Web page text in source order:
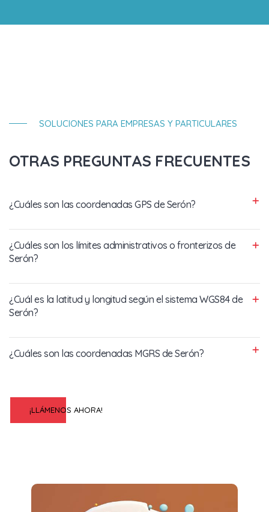
SOLUCIONES PARA EMPRESAS Y PARTICULARES
OTRAS PREGUNTAS FRECUENTES
¿Cuáles son las coordenadas GPS de Serón?
¿Cuáles son los límites administrativos o fronterizos de
Serón?
¿Cuál es la latitud y longitud según el sistema WGS84 de
Serón?
¿Cuáles son las coordenadas MGRS de Serón?
¡LLÁMENOS AHORA!